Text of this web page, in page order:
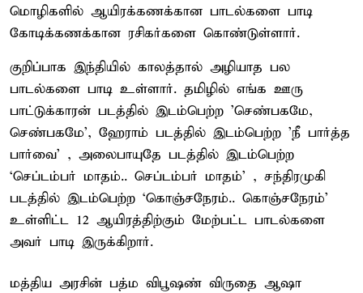
மொழிகளில் ஆயிரக்கணக்கான பாடல்களை பாடி
கோடிக்கணக்கான ரசிகர்களை கொண்டுள்ளார்.
குறிப்பாக இந்தியில் காலத்தால் அழியாத பல
பாடல்களை பாடி உள்ளார். தமிழில் எங்க ஊரு
பாட்டுக்காரன் படத்தில் இடம்பெற்ற 'செண்பகமே,
செண்பகமே', ஹேராம் படத்தில் இடம்பெற்ற 'நீ பார்த்த
பார்வை' , அலைபாயுதே படத்தில் இடம்பெற்ற
‘செப்டம்பர் மாதம்.. செப்டம்பர் மாதம்’ , சந்திரமுகி
படத்தில் இடம்பெற்ற ‘கொஞ்சநேரம்.. கொஞ்சநேரம்’
உள்ளிட்ட 12 ஆயிரத்திற்கும் மேற்பட்ட பாடல்களை
அவர் பாடி இருக்கிறார்.
மத்திய அரசின் பத்ம விபூஷண் விருதை ஆஷா